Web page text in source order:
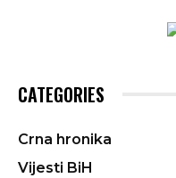
CATEGORIES
Crna hronika
Vijesti BiH